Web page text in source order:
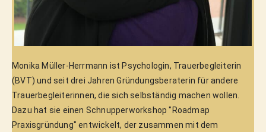
Monika Müller-Herrmann ist Psychologin, Trauerbegleiterin
(BVT) und seit drei Jahren Gründungsberaterin für andere
Trauerbegleiterinnen, die sich selbständig machen wollen.
Dazu hat sie einen Schnupperworkshop "Roadmap
Praxisgründung" entwickelt, der zusammen mit dem